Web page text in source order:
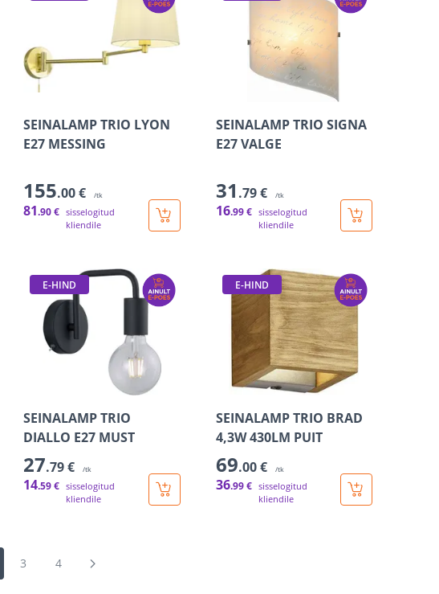
SEINALAMP TRIO LYON
E27 MESSING
155.00 € /tk
81.90 € sisselogitud
kliendile
SEINALAMP TRIO SIGNA
E27 VALGE
31 .79 € /tk
16.99 € sisselogitud
kliendile
E-HIND
SEINALAMP TRIO
DIALLO E27 MUST
27.79 € /tk
14.59 € sisselogitud
kliendile
E-HIND
SEINALAMP TRIO BRAD
4,3W 430LM PUIT
69.00 € /tk
36.99 € sisselogitud
kliendile
3 4